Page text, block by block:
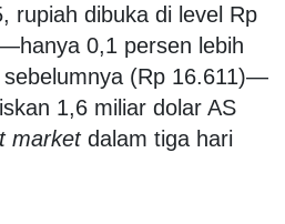
rupiah dibuka di level Rp
0,1 persen lebih
sebelumnya (Rp 16.611)—
1,6 miliar dolar AS
marketdalam tiga hari